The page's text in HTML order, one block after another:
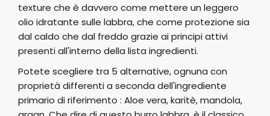
texture che è davvero come mettere un leggero
olio idratante sulle labbra, che come protezione sia
dal caldo che dal freddo grazie ai principi attivi
presenti all'interno della lista ingredienti.
Potete scegliere tra 5 alternative, ognuna con
proprietà differenti a seconda dell'ingrediente
primario di riferimento : Aloe vera, karitè, mandola,